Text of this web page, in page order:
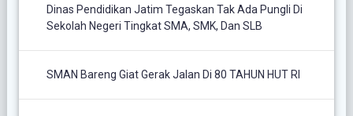
Dinas Pendidikan Jatim Tegaskan Tak Ada Pungli Di
Sekolah Negeri Tingkat SMA, SMK, Dan SLB
SMAN Bareng Giat Gerak Jalan Di 80 TAHUN HUT RI